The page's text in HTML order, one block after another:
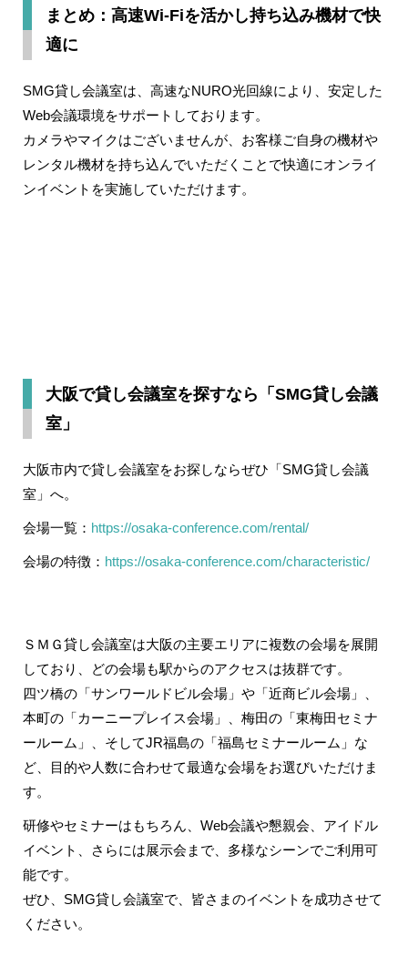
まとめ：高速Wi-Fiを活かし持ち込み機材で快
適に
SMG貸し会議室は、高速なNURO光回線により、安定した
Web会議環境をサポートしております。
カメラやマイクはございませんが、お客様ご自身の機材や
レンタル機材を持ち込んでいただくことで快適にオンライ
ンイベントを実施していただけます。
大阪で貸し会議室を探すなら「SMG貸し会議
室」
大阪市内で貸し会議室をお探しならぜひ「SMG貸し会議
室」へ。
会場一覧： https://osaka-conference.com/rental/
会場の特徴： https://osaka-conference.com/characteristic/
ＳＭＧ貸し会議室は大阪の主要エリアに複数の会場を展開
しており、どの会場も駅からのアクセスは抜群です。
四ツ橋の「サンワールドビル会場」や「近商ビル会場」、
本町の「カーニープレイス会場」、梅田の「東梅田セミナ
ールーム」、そしてJR福島の「福島セミナールーム」な
ど、目的や人数に合わせて最適な会場をお選びいただけま
す。
研修やセミナーはもちろん、Web会議や懇親会、アイドル
イベント、さらには展示会まで、多様なシーンでご利用可
能です。
ぜひ、SMG貸し会議室で、皆さまのイベントを成功させて
ください。